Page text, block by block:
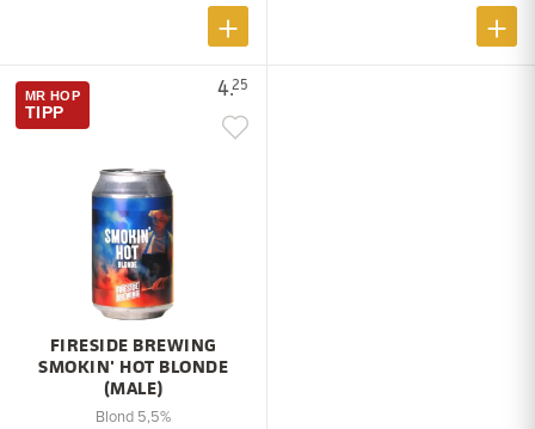
4.25
MR HOP
TIPP
FIRESIDE BREWING
SMOKIN' HOT BLONDE
(MALE)
Blond 5,5%